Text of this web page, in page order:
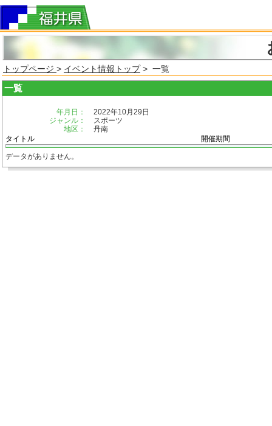
トップページ > イベント情報トップ> 一覧
一覧
年月日：
2022年10月29日
ジャンル：
スポーツ
地区：
丹南
タイトル
開催期間
データがありません。